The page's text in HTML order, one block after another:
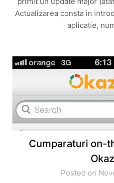
Actualizarea consta in
aplicatie,
Cumparaturi on-
Posted on